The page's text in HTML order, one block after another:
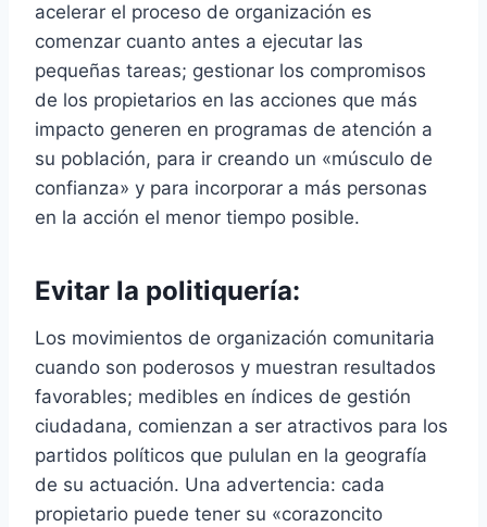
acelerar el proceso de organización es
comenzar cuanto antes a ejecutar las
pequeñas tareas; gestionar los compromisos
de los propietarios en las acciones que más
impacto generen en programas de atención a
su población, para ir creando un «músculo de
confianza» y para incorporar a más personas
en la acción el menor tiempo posible.
Evitar la politiquería:
Los movimientos de organización comunitaria
cuando son poderosos y muestran resultados
favorables; medibles en índices de gestión
ciudadana, comienzan a ser atractivos para los
partidos políticos que pululan en la geografía
de su actuación. Una advertencia: cada
propietario puede tener su «corazoncito